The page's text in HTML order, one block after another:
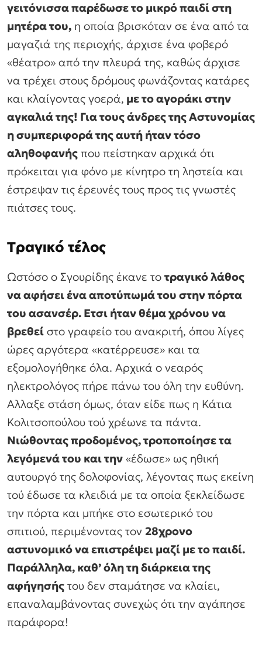
γειτόνισσα παρέδωσε το μικρό παιδί στη
μητέρα του, η οποία βρισκόταν σε ένα από τα
μαγαζιά της περιοχής, άρχισε ένα φοβερό
«θέατρο» από την πλευρά της, καθώς άρχισε
να τρέχει στους δρόμους φωνάζοντας κατάρες
και κλαίγοντας γοερά, με το αγοράκι στην
αγκαλιά της! Για τους άνδρες της Αστυνομίας
η συμπεριφορά της αυτή ήταν τόσο
αληθοφανής που πείστηκαν αρχικά ότι
πρόκειται για φόνο με κίνητρο τη ληστεία και
έστρεψαν τις έρευνές τους προς τις γνωστές
πιάτσες τους.
Τραγικό τέλος
Ωστόσο ο Σγουρίδης έκανε το τραγικό λάθος
να αφήσει ένα αποτύπωμά του στην πόρτα
του ασανσέρ. Ετσι ήταν θέμα χρόνου να
βρεθεί στο γραφείο του ανακριτή, όπου λίγες
ώρες αργότερα «κατέρρευσε» και τα
εξομολογήθηκε όλα. Αρχικά ο νεαρός
ηλεκτρολόγος πήρε πάνω του όλη την ευθύνη.
Αλλαξε στάση όμως, όταν είδε πως η Κάτια
Κολιτσοπούλου τού χρέωνε τα πάντα.
Νιώθοντας προδομένος, τροποποίησε τα
λεγόμενά του και την «έδωσε» ως ηθική
αυτουργό της δολοφονίας, λέγοντας πως εκείνη
τού έδωσε τα κλειδιά με τα οποία ξεκλείδωσε
την πόρτα και μπήκε στο εσωτερικό του
σπιτιού, περιμένοντας τον 28χρονο
αστυνομικό να επιστρέψει μαζί με το παιδί.
Παράλληλα, καθ’ όλη τη διάρκεια της
αφήγησής του δεν σταμάτησε να κλαίει,
επαναλαμβάνοντας συνεχώς ότι την αγάπησε
παράφορα!